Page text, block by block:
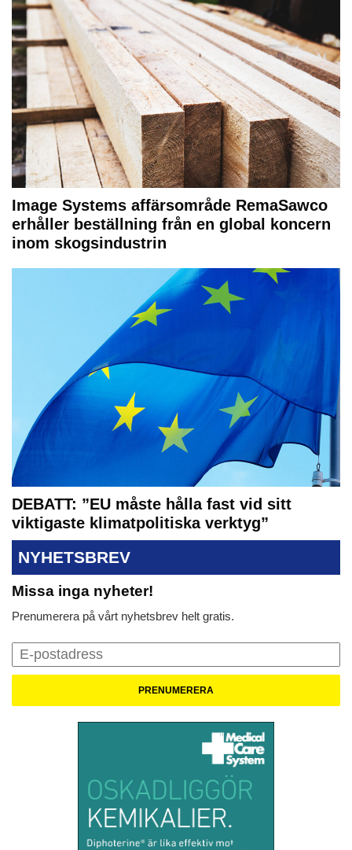
Image Systems affärsområde RemaSawco
erhåller beställning från en global koncern
inom skogsindustrin
DEBATT: ”EU måste hålla fast vid sitt
viktigaste klimatpolitiska verktyg”
NYHETSBREV
Missa inga nyheter!
Prenumerera på vårt nyhetsbrev helt gratis.